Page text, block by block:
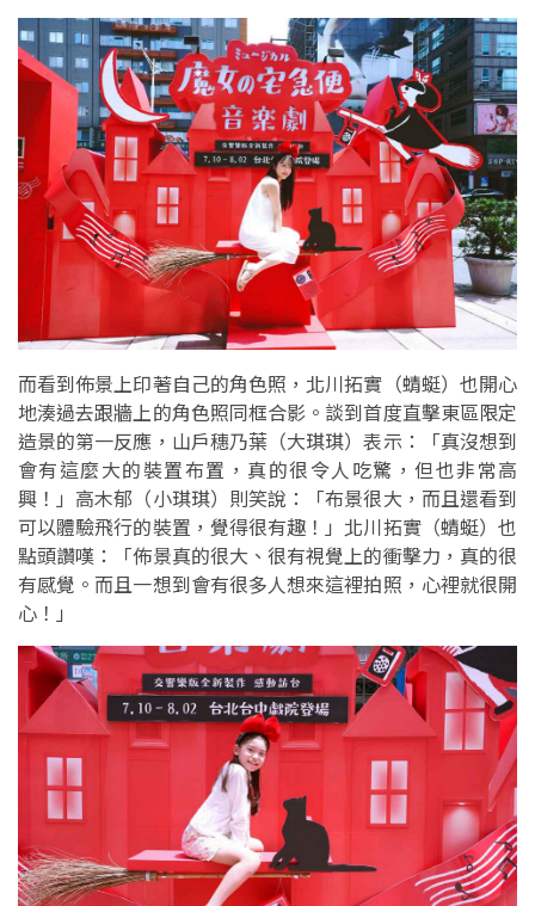
而看到佈景上印著自己的角色照，北川拓實（蜻蜓）也開心
地湊過去跟牆上的角色照同框合影。談到首度直擊東區限定
造景的第一反應，山戶穗乃葉（大琪琪）表示：「真沒想到
會有這麼大的裝置布置，真的很令人吃驚，但也非常高
興！」高木郁（小琪琪）則笑說：「布景很大，而且還看到
可以體驗飛行的裝置，覺得很有趣！」北川拓實（蜻蜓）也
點頭讚嘆：「佈景真的很大、很有視覺上的衝擊力，真的很
有感覺。而且一想到會有很多人想來這裡拍照，心裡就很開
心！」